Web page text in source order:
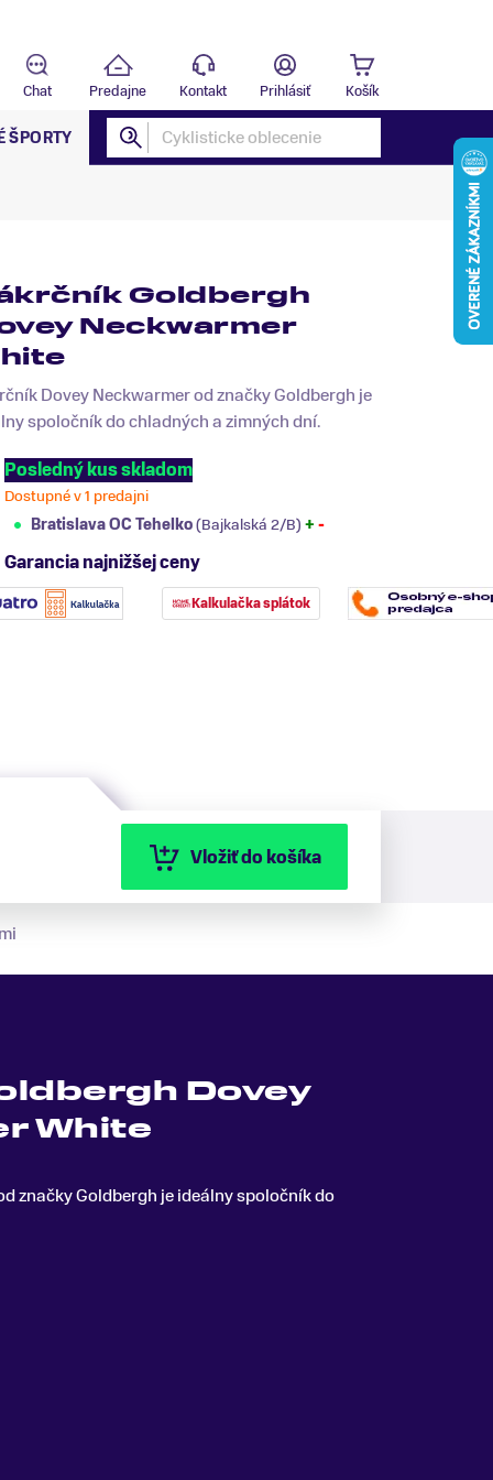
Chat Predajne Kontakt Prihlásiť Košík
ŠPORTY
Goldbergh
Neckwarmer
Dovey Neckwarmer od značky Goldbergh je
spoločník do chladných a zimných dní.
Posledný kus skladom
Dostupné v 1 predajni
Bratislava OC Tehelko(Bajkalská 2/B) + -
Garancia najnižšej ceny
Kalkulačka splátok
Vložiť do košíka
Dovey
White
značky Goldbergh je ideálny spoločník do